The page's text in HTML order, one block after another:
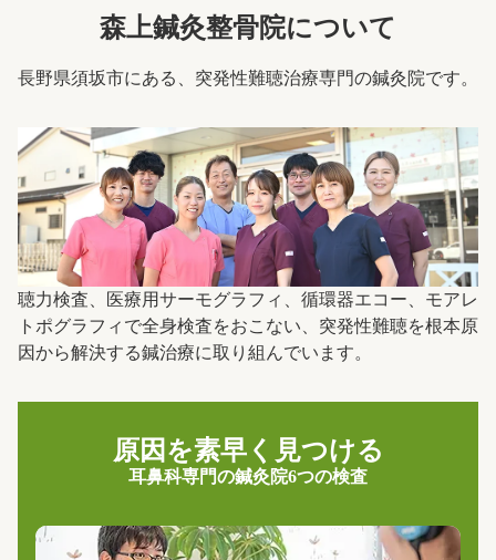
森上鍼灸整骨院について
長野県須坂市にある、突発性難聴治療専門の鍼灸院です。
聴力検査、医療用サーモグラフィ、循環器エコー、モアレ
トポグラフィで全身検査をおこない、突発性難聴を根本原
因から解決する鍼治療に取り組んでいます。
原因を素早く見つける
耳鼻科専門の鍼灸院6つの検査